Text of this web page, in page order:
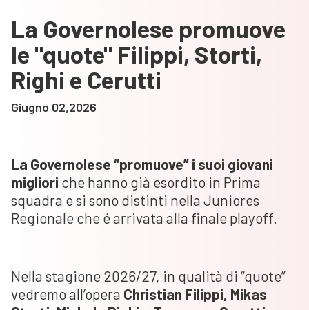
La Governolese promuove
le "quote" Filippi, Storti,
Righi e Cerutti
Giugno 02,2026
La Governolese “promuove” i suoi giovani
migliori che hanno già esordito in Prima
squadra e si sono distinti nella Juniores
Regionale che é arrivata alla finale playoff.
Nella stagione 2026/27, in qualità di “quote”
vedremo all’opera Christian Filippi, Mikas